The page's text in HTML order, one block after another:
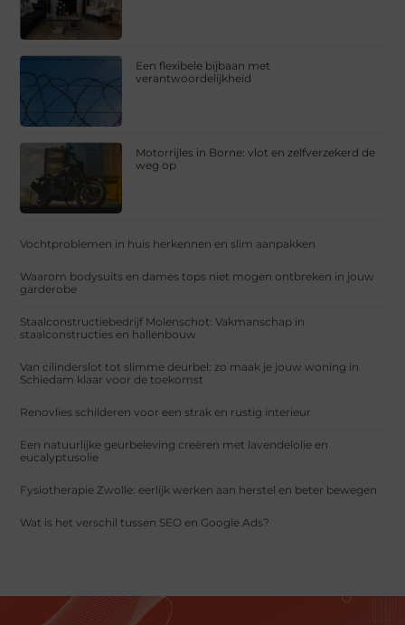
Een flexibele bijbaan met
verantwoordelijkheid
Motorrijles in Borne: vlot en zelfverzekerd de
weg op
Vochtproblemen in huis herkennen en slim aanpakken
Waarom bodysuits en dames tops niet mogen ontbreken in jouw
garderobe
Staalconstructiebedrijf Molenschot: Vakmanschap in
staalconstructies en hallenbouw
Van cilinderslot tot slimme deurbel: zo maak je jouw woning in
Schiedam klaar voor de toekomst
Renovlies schilderen voor een strak en rustig interieur
Een natuurlijke geurbeleving creëren met lavendelolie en
eucalyptusolie
Fysiotherapie Zwolle: eerlijk werken aan herstel en beter bewegen
Wat is het verschil tussen SEO en Google Ads?